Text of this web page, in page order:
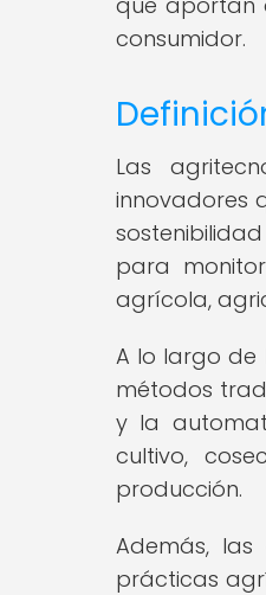
consumidor.
Las
innovadores
para
agrícola,
A lo largo de
métodos
y la
cultivo,
producción.
Además,
prácticas